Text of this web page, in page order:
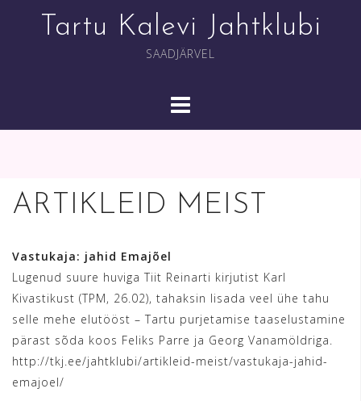
Tartu Kalevi Jahtklubi
SAADJÄRVEL
ARTIKLEID MEIST
Vastukaja: jahid Emajõel
Lugenud suure huviga Tiit Reinarti kirjutist Karl
Kivastikust (TPM, 26.02), tahaksin lisada veel ühe tahu
selle mehe elutööst – Tartu purjetamise taaselustamine
pärast sõda koos Feliks Parre ja Georg Vanamöldriga.
http://tkj.ee/jahtklubi/artikleid-meist/vastukaja-jahid-
emajoel/